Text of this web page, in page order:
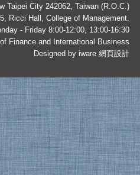
Taipei City 242062, Taiwan (R.O.C.)
Ricci Hall, College of Management.
- Friday 8:00-12:00, 13:00-16:30
Finance and International Business
Designed by iware 網頁設計